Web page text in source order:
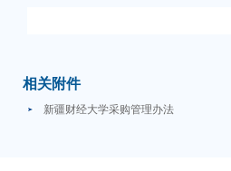
相关附件
新疆财经大学采购管理办法